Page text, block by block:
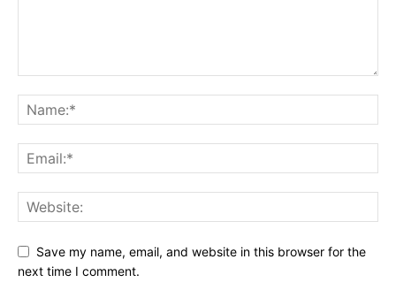
Save my name, email, and website in this browser for the
next time I comment.